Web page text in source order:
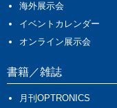
海外展示会
イベントカレンダー
オンライン展示会
書籍／雑誌
月刊OPTRONICS